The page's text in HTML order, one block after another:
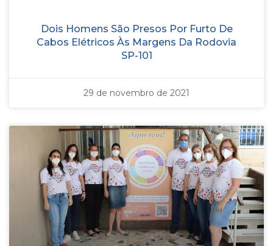
Dois Homens São Presos Por Furto De
Cabos Elétricos Às Margens Da Rodovia
SP-101
29 de novembro de 2021